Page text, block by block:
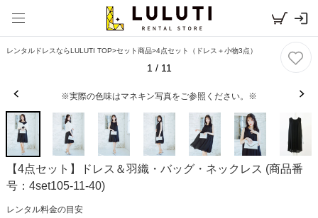
レンタルドレスならLULUTI TOP>セット商品>4点セット（ドレス＋小物3点）
1 / 11
※実際の色味はマネキン写真をご参照ください。※
【4点セット】ドレス＆羽織・バッグ・ネックレス (商品番
号：4set105-11-40)
レンタル料金の目安